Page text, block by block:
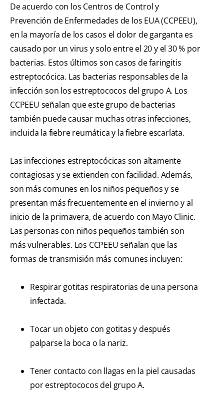
De acuerdo con los Centros de Control y
Prevención de Enfermedades de los EUA (CCPEEU),
en la mayoría de los casos el dolor de garganta es
causado por un virus y solo entre el 20 y el 30 % por
bacterias. Estos últimos son casos de faringitis
estreptocócica. Las bacterias responsables de la
infección son los estreptococos del grupo A. Los
CCPEEU señalan que este grupo de bacterias
también puede causar muchas otras infecciones,
incluida la fiebre reumática y la fiebre escarlata.
Las infecciones estreptocócicas son altamente
contagiosas y se extienden con facilidad. Además,
son más comunes en los niños pequeños y se
presentan más frecuentemente en el invierno y al
inicio de la primavera, de acuerdo con Mayo Clinic.
Las personas con niños pequeños también son
más vulnerables. Los CCPEEU señalan que las
formas de transmisión más comunes incluyen:
Respirar gotitas respiratorias de una persona
infectada.
Tocar un objeto con gotitas y después
palparse la boca o la nariz.
Tener contacto con llagas en la piel causadas
por estreptococos del grupo A.